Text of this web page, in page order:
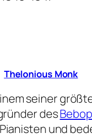
Thelonious Monk
seiner
desBebop
und